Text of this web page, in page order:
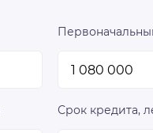
Срок кредита,